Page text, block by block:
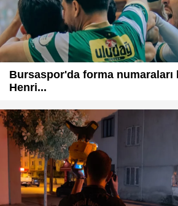
Bursaspor'da forma
Henri...